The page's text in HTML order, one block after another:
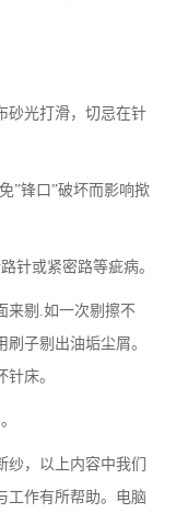
光打滑，切忌在针
”锋口”破坏而影响揿
或紧密路等疵病。
剔.如一次剔擦不
子剔出油垢尘屑。
床。
，以上内容中我们
工作有所帮助。电脑